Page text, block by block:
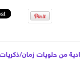
من حلويات زمان/